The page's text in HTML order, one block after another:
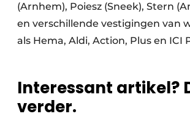
(Arnhem), Poiesz (Sneek), Stern
en verschillende vestigingen van
als Hema, Aldi, Action, Plus en ICI
Interessant artikel?
verder.